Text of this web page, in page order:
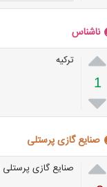
ناشناس

1

ترکیه
صنایع گازی پرستلی
 صنایع گازی پرستلی